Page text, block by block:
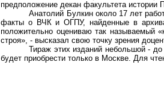
предположение декан факультета истории
Анатолий Булкин около 17 лет
факты о ВЧК и ОГПУ, найденные в
положительно оцениваю так называемый
строя», - высказал свою точку зрения
Тираж этих изданий небольшой -
будет приобрести только в Москве. Для